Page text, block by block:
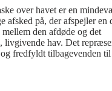
over havet er en
afsked på, der afspejler en
den afdøde og det
livgivende hav. Det
fredfyldt tilbagevenden til